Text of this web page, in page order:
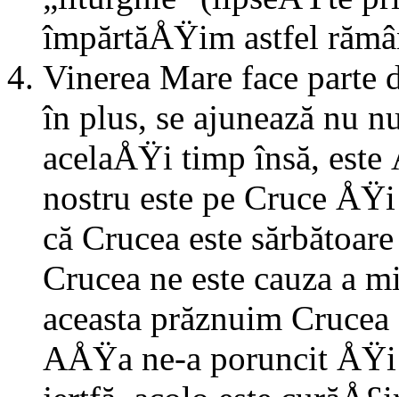
împărtăÅŸim astfel
Vinerea Mare face parte
în plus, se ajunează nu
acelaÅŸi timp însă,
nostru este pe Cruce
că Crucea este
Crucea ne este cauza a
aceasta prăznuim
AÅŸa ne-a poruncit